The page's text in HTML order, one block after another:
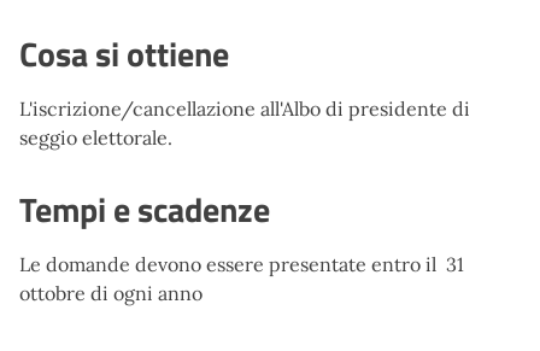
Cosa si ottiene
L'iscrizione/cancellazione all'Albo di presidente di
seggio elettorale.
Tempi e scadenze
Le domande devono essere presentate entro il 31
ottobre di ogni anno